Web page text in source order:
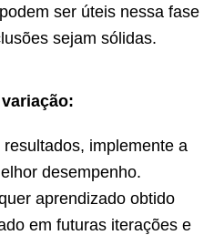
ser úteis nessa fase
sejam sólidas.
implemente a
desempenho.
aprendizado obtido
em futuras iterações e